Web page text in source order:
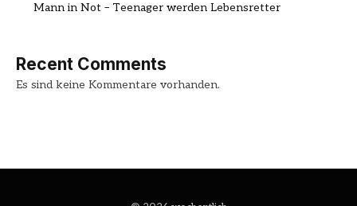
Mann in Not – Teenager werden Lebensretter
Recent Comments
Es sind keine Kommentare vorhanden.